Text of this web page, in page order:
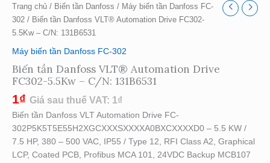
Trang chủ / Biến tần Danfoss / Máy biến tần Danfoss FC-
302 / Biến tần Danfoss VLT® Automation Drive FC302-
5.5Kw – C/N: 131B6531
Máy biến tần Danfoss FC-302
Biến tần Danfoss VLT® Automation Drive
FC302-5.5Kw – C/N: 131B6531
1₫ Giá sau thuế VAT: 1₫
Biến tần Danfoss VLT Automation Drive FC-
302P5K5T5E55H2XGCXXXSXXXXA0BXCXXXXD0 – 5.5 KW /
7.5 HP, 380 – 500 VAC, IP55 / Type 12, RFI Class A2, Graphical
LCP, Coated PCB, Profibus MCA 101, 24VDC Backup MCB107